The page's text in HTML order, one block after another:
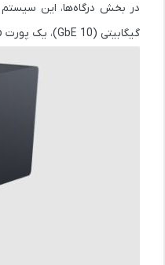
در بخش درگاه‌ها، این سیستم
گیگابیتی (10 GbE)
، یک پورت HDMI 2.1b